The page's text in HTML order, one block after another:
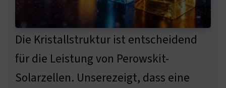
Die Kristallstruktur ist entscheidend
für die Leistung von Perowskit-
Solarzellen. Unserezeigt, dass eine